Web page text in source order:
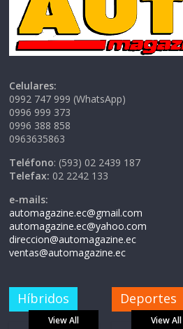
Celulares:
0992 747 999 (WhatsApp)
0996 999 373
0996 388 858
0963635863
Teléfono: (593) 02 2439 187
Telefax: 02 2242 133
e-mails:
automagazine.ec@gmail.com
automagazine.ec@yahoo.com
direccion@automagazine.ec
ventas@automagazine.ec
Híbridos
View All
Deportes
View All